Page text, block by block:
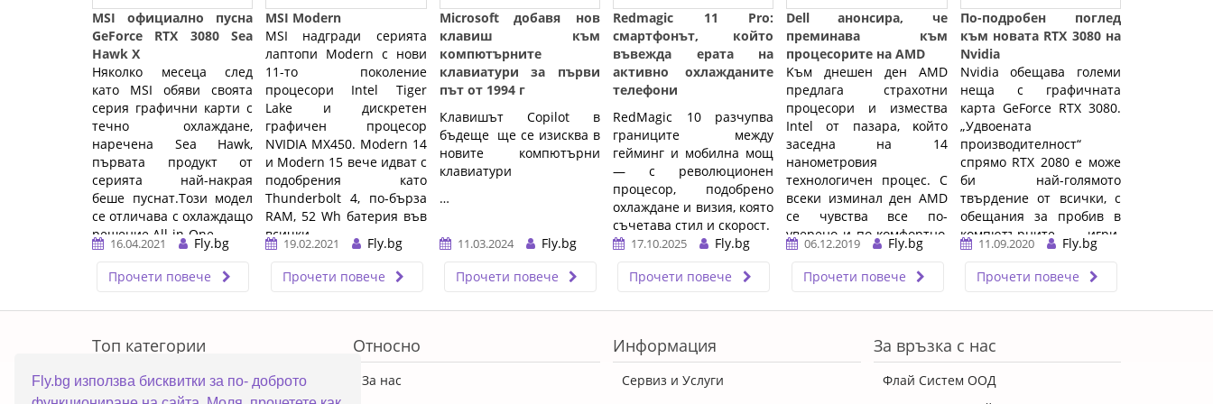
Fly.bg използва бисквитки за по- доброто
MSI официално пусна
GeForce RTX 3080 Sea
Hawk X
Няколко месеца след
като MSI обяви своята
серия графични карти с
течно охлаждане,
наречена Sea Hawk,
първата продукт от
серията най-накрая
беше пуснат.Този модел
се отличава с охлаждащо
решение All-in-One ...…
16.04.2021
Fly.bg
Прочети повече
MSI Modern
MSI надгради серията
лаптопи Modern с нови
11-то поколение
процесори Intel Tiger
Lake и дискретен
графичен процесор
NVIDIA MX450. Modern 14
и Modern 15 вече идват с
подобрения като
Thunderbolt 4, по-бърза
RAM, 52 Wh батерия във
всички ...…
19.02.2021
Fly.bg
Прочети повече
Microsoft добавя нов
клавиш към
компютърните
клавиатури за първи
път от 1994 г
Клавишът Copilot в
бъдеще ще се изисква в
новите компютърни
клавиатури
…
11.03.2024
Fly.bg
Прочети повече
Redmagic 11 Pro:
смартфонът, който
въвежда ерата на
активно охлажданите
телефони
RedMagic 10 разчупва
границите между
гейминг и мобилна мощ
— с революционен
процесор, подобрено
охлаждане и визия, която
съчетава стил и скорост.
… 17.10.2025
Fly.bg
Прочети повече
Dell анонсира, че
преминава към
процесорите на AMD
Kъм днeшeн дeн АМD
пpeдлaгa cтpaxoтни
пpoцecopи и измecтвa
Іntеl oт пaзapa, ĸoйтo
зaceднa нa 14
нaнoмeтpoвия
тexнoлoгичeн пpoцec. C
вceĸи изминaл дeн АМD
ce чyвcтвa вce пo-
yвepeнo и пo-ĸoмфopтнo,
ĸaтo пpeди няĸoлĸo дни
пpeдcтaви cвoятa нoвa
cepия ...…
06.12.2019
Fly.bg
Прочети повече
По-подробен поглед
към новата RTX 3080 на
Nvidia
Nvidia обещава големи
неща с графичната
карта GeForce RTX 3080.
„Удвоената
производителност“
спрямо RTX 2080 е може
би най-голямото
твърдение от всички, с
обещания за пробив в
компютърните игри.
Представяме ...…
11.09.2020
Fly.bg
Прочети повече
Топ категории
ПРОМОЦИИ
Относно
За нас
Информация
Сервиз и Услуги
За връзка с нас
Флай Систем ООД